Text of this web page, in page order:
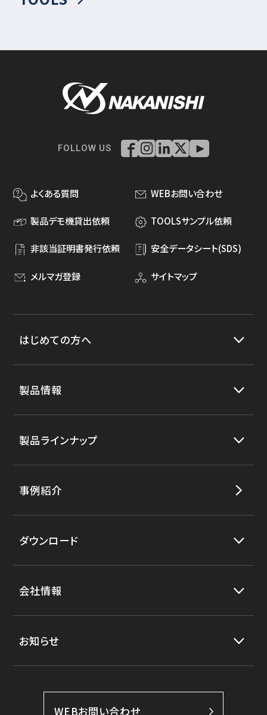
FOLLOW US
よくある質問 WEBお問い合わせ
製品デモ機貸出依頼 TOOLSサンプル依頼
非該当証明書発行依頼 安全データシート(SDS)
メルマガ登録 サイトマップ
はじめての方へ
製品情報
製品ラインナップ
事例紹介
ダウンロード
会社情報
お知らせ
WEBお問い合わせ